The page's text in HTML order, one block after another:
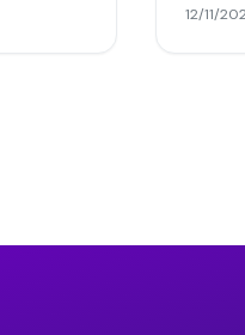
12/11/